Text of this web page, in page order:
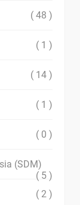
( 48 )
( 1 )
( 14 )
( 1 )
( 0 )
(SDM)
( 5 )
( 2 )